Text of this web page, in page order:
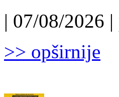
| 07/08/2026
>> opširnije